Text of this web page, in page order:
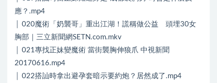
應？.mp4
│ 020魔術「奶襲哥」重出江湖！謊稱做公益 頭埋30女
胸部｜三立新聞網SETN.com.mkv
│ 021專找正妹變魔術 當街襲胸伸狼爪 中視新聞
20170616.mp4
│ 022搭訕時拿出避孕套暗示要約炮？居然成了.mp4